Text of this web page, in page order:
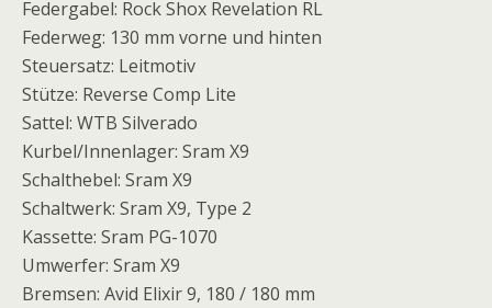
Federgabel: Rock Shox Revelation RL
Federweg: 130 mm vorne und hinten
Steuersatz: Leitmotiv
Stütze: Reverse Comp Lite
Sattel: WTB Silverado
Kurbel/Innenlager: Sram X9
Schalthebel: Sram X9
Schaltwerk: Sram X9, Type 2
Kassette: Sram PG-1070
Umwerfer: Sram X9
Bremsen: Avid Elixir 9, 180 / 180 mm